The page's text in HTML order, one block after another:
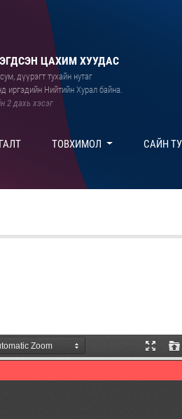
ЦАХИМ ХУУДАС
дүүрэгт тухайн нутаг
иргэдийн Нийтийн Хурал байна.
2 дахь хэсэг
ТОВХИМОЛ САЙН